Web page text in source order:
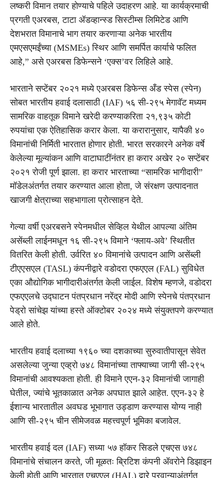
लष्करी विमान तयार होण्याचे पहिले उदाहरण आहे. या कार्यक्रमाची
प्रगती एअरबस, टाटा ॲडव्हान्स्ड सिस्टीम्स लिमिटेड आणि
देशभरात विमानाचे भाग तयार करणाऱ्या अनेक भारतीय
एमएसएमईंच्या (MSMEs) स्थिर आणि समर्पित कार्याचे फलित
आहे,” असे एअरबस डिफेन्सने ‘एक्स’वर लिहिले आहे.
भारताने सप्टेंबर २०२१ मध्ये एअरबस डिफेन्स अँड स्पेस (स्पेन)
सोबत भारतीय हवाई दलासाठी (IAF) ५६ सी-२९५ मेगावॅट मध्यम
सामरिक वाहतूक विमाने खरेदी करण्याकरिता २१,९३५ कोटी
रुपयांचा एक ऐतिहासिक करार केला. या करारानुसार, यापैकी ४०
विमानांची निर्मिती भारतात होणार होती. भारत सरकारने अनेक वर्षे
केलेल्या मूल्यांकन आणि वाटाघाटींनंतर हा करार अखेर २० सप्टेंबर
२०२१ रोजी पूर्ण झाला. हा करार भारताच्या “सामरिक भागीदारी”
मॉडेलअंतर्गत तयार करण्यात आला होता, जे संरक्षण उत्पादनात
खाजगी क्षेत्राच्या सहभागाला प्रोत्साहन देते.
गेल्या वर्षी एअरबसने स्पेनमधील सेव्हिल येथील आपल्या अंतिम
असेंब्ली लाईनमधून १६ सी-२९५ विमाने ‘फ्लाय-अवे’ स्थितीत
वितरित केली होती. उर्वरित ४० विमानांचे उत्पादन आणि असेंब्ली
टीएएसएल (TASL) कंपनीद्वारे वडोदरा एफएएल (FAL) सुविधेत
एका औद्योगिक भागीदारीअंतर्गत केली जाईल. विशेष म्हणजे, वडोदरा
एफएएलचे उद्घाटन पंतप्रधान नरेंद्र मोदी आणि स्पेनचे पंतप्रधान
पेड्रो सांचेझ यांच्या हस्ते ऑक्टोबर २०२४ मध्ये संयुक्तपणे करण्यात
आले होते.
भारतीय हवाई दलाच्या १९६० च्या दशकाच्या सुरुवातीपासून सेवेत
असलेल्या जुन्या एव्ह्रो ७४८ विमानांच्या ताफ्याच्या जागी सी-२९५
विमानांची आवश्यकता होती. ही विमाने एएन-३२ विमानांची जागाही
घेतील, ज्यांचे भूतकाळात अनेक अपघात झाले आहेत. एएन-३२ हे
ईशान्य भारतातील अवघड भूभागात उड्डाण करण्यास योग्य नाही
आणि सी-२९५ चीन सीमेजवळ महत्त्वपूर्ण भूमिका बजावेल.
भारतीय हवाई दल (IAF) सध्या ५७ हॉकर सिडले एचएस ७४८
विमानांचे संचालन करते, जी मूळतः ब्रिटिश कंपनी ॲवरोने डिझाइन
केली होती आणि भारतात एचएएल (HAL) द्वारे परवान्याअंतर्गत